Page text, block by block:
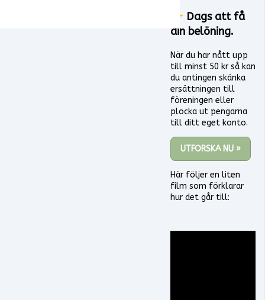
👉 Dags att få
din belöning.
När du har nått upp
till minst 50 kr så kan
du antingen skänka
ersättningen till
föreningen eller
plocka ut pengarna
till ditt eget konto.
UTFORSKA NU »
Här följer en liten
film som förklarar
hur det går till: